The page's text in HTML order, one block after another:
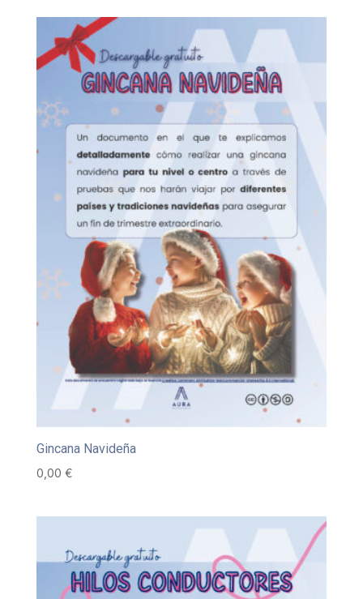
Gincana Navideña
0,00 €